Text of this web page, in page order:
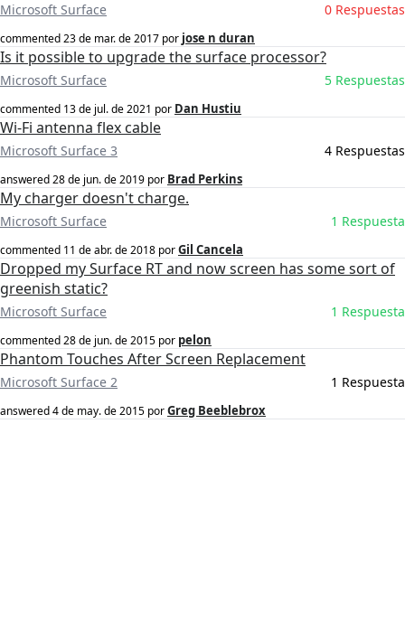
Microsoft Surface 0 Respuestas
commented23 de mar. de 2017 por jose n duran
Is it possible to upgrade the surface processor?
Microsoft Surface 5 Respuestas
commented 13 de jul. de 2021 por Dan Hustiu
Wi-Fi antenna flex cable
Microsoft Surface 3 4 Respuestas
answered28 de jun. de 2019 por Brad Perkins
My charger doesn't charge.
Microsoft Surface 1 Respuesta
commented 11 de abr. de 2018 porGil Cancela
Dropped my Surface RT and now screen has some sort of
greenish static?
Microsoft Surface 1 Respuesta
commented28 de jun. de 2015 por pelon
Phantom Touches After Screen Replacement
Microsoft Surface 2 1 Respuesta
answered4 de may. de 2015 porGreg Beeblebrox